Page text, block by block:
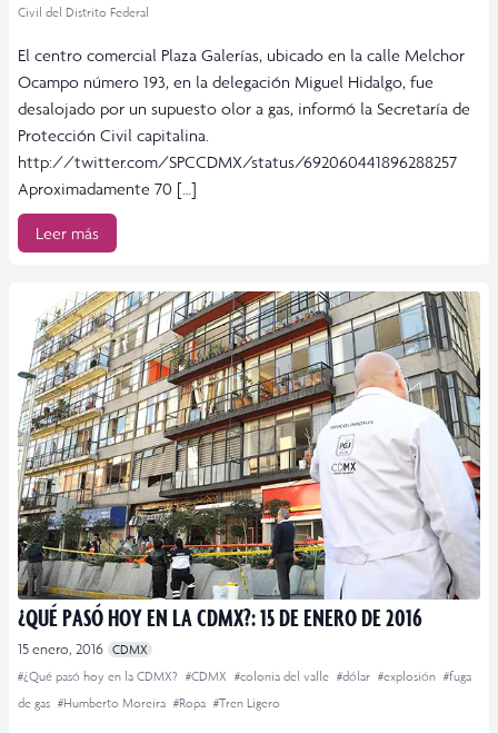
Civil del Distrito Federal
El centro comercial Plaza Galerías, ubicado en la calle Melchor
Ocampo número 193, en la delegación Miguel Hidalgo, fue
desalojado por un supuesto olor a gas, informó la Secretaría de
Protección Civil capitalina.
http://twitter.com/SPCCDMX/status/692060441896288257
Aproximadamente 70 […]
Leer más
¿QUÉ PASÓ HOY EN LA CDMX?: 15 DE ENERO DE 2016
15 enero, 2016 CDMX
#¿Qué pasó hoy en la CDMX? #CDMX #colonia del valle #dólar #explosión #fuga
de gas #Humberto Moreira #Ropa #Tren Ligero